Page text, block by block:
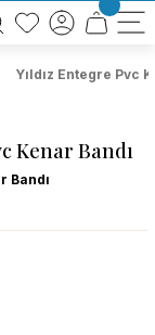
BEDAVA!
Yıldız Entegre Pvc
Kenar Bandı
Bandı